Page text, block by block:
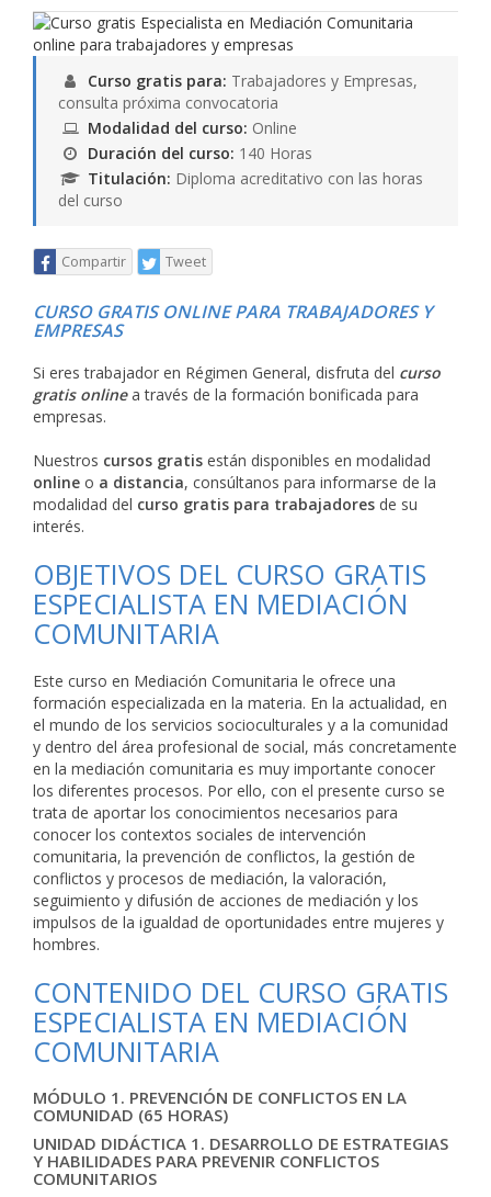
Curso gratis para: Trabajadores y Empresas,
consulta próxima convocatoria
Modalidad del curso: Online
Duración del curso: 140 Horas
Titulación: Diploma acreditativo con las horas
del curso
Compartir Tweet
CURSO GRATIS ONLINE PARA TRABAJADORES Y
EMPRESAS
Si eres trabajador en Régimen General, disfruta del curso
gratis onlinea través de la formación bonificada para
empresas.
Nuestros cursos gratis están disponibles en modalidad
online o a distancia, consúltanos para informarse de la
modalidad del curso gratis para trabajadores de su
interés.
OBJETIVOS DEL CURSO GRATIS
ESPECIALISTA EN MEDIACIÓN
COMUNITARIA
Este curso en Mediación Comunitaria le ofrece una
formación especializada en la materia. En la actualidad, en
el mundo de los servicios socioculturales y a la comunidad
y dentro del área profesional de social, más concretamente
en la mediación comunitaria es muy importante conocer
los diferentes procesos. Por ello, con el presente curso se
trata de aportar los conocimientos necesarios para
conocer los contextos sociales de intervención
comunitaria, la prevención de conflictos, la gestión de
conflictos y procesos de mediación, la valoración,
seguimiento y difusión de acciones de mediación y los
impulsos de la igualdad de oportunidades entre mujeres y
hombres.
CONTENIDO DEL CURSO GRATIS
ESPECIALISTA EN MEDIACIÓN
COMUNITARIA
MÓDULO 1. PREVENCIÓN DE CONFLICTOS EN LA
COMUNIDAD (65 HORAS)
UNIDAD DIDÁCTICA 1. DESARROLLO DE ESTRATEGIAS
Y HABILIDADES PARA PREVENIR CONFLICTOS
COMUNITARIOS